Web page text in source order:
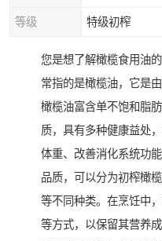
等级 特级初榨
您是想了解橄榄食用油
常指的是橄榄油，它是
橄榄油富含单不饱和脂
质，具有多种健康益处
体重、改善消化系统功
品质，可以分为初榨橄
等不同种类。在烹饪中
等方式，以保留其营养